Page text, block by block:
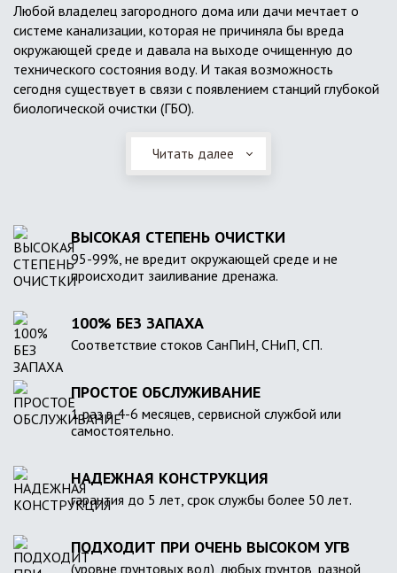
Любой владелец загородного дома или дачи мечтает о
системе канализации, которая не причиняла бы вреда
окружающей среде и давала на выходе очищенную до
технического состояния воду. И такая возможность
сегодня существует в связи с появлением станций глубокой
биологической очистки (ГБО).
Читать далее
ВЫСОКАЯ СТЕПЕНЬ ОЧИСТКИ
95-99%, не вредит окружающей среде и не
происходит заиливание дренажа.
100% БЕЗ ЗАПАХА
Соответствие стоков СанПиН, СНиП, СП.
ПРОСТОЕ ОБСЛУЖИВАНИЕ
1 раз в 4-6 месяцев, сервисной службой или
самостоятельно.
НАДЕЖНАЯ КОНСТРУКЦИЯ
гарантия до 5 лет, срок службы более 50 лет.
ПОДХОДИТ ПРИ ОЧЕНЬ ВЫСОКОМ УГВ
(уровне грунтовых вод), любых грунтов, разной